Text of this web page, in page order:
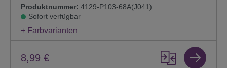
Produktnummer: 4129-P103-68A(J041)
Sofort verfügbar
+ Farbvarianten
8,99 €